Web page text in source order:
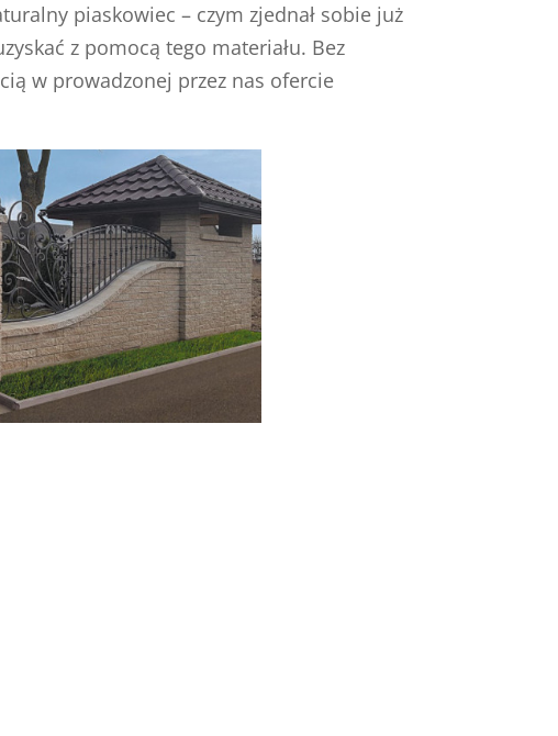
piaskowiec – czym zjednał sobie już
z pomocą tego materiału. Bez
w prowadzonej przez nas ofercie